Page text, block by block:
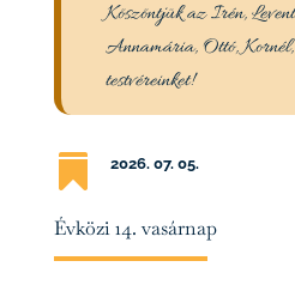
Köszöntjük az Irén,
Annamária, Ottó,
testvéreinket!
 2026. 07. 05.
Évközi 14. vasárnap